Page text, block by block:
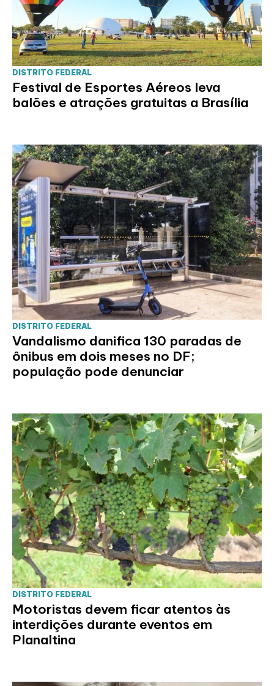
DISTRITO FEDERAL
Festival de Esportes Aéreos leva
balões e atrações gratuitas a Brasília
DISTRITO FEDERAL
Vandalismo danifica 130 paradas de
ônibus em dois meses no DF;
população pode denunciar
DISTRITO FEDERAL
Motoristas devem ficar atentos às
interdições durante eventos em
Planaltina